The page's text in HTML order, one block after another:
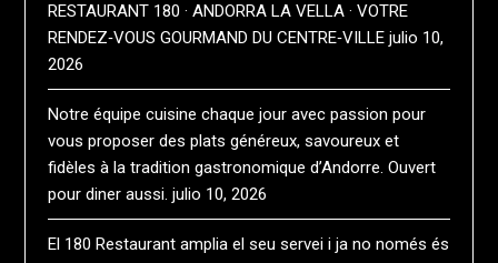
RESTAURANT 180 · ANDORRA LA VELLA · VOTRE
RENDEZ‑VOUS GOURMAND DU CENTRE‑VILLE julio 10,
2026
Notre équipe cuisine chaque jour avec passion pour
vous proposer des plats généreux, savoureux et
fidèles à la tradition gastronomique d’Andorre. Ouvert
pour diner aussi. julio 10, 2026
El 180 Restaurant amplia el seu servei i ja no només és